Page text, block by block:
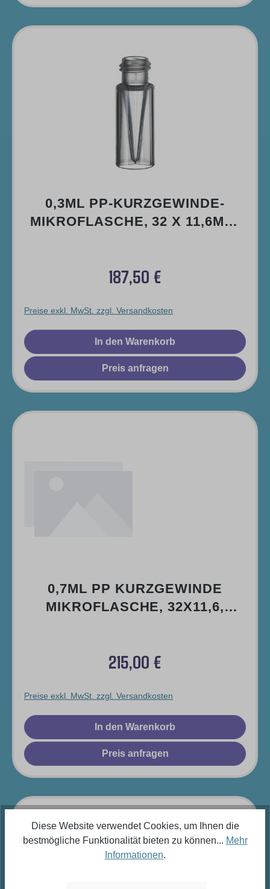
0,3ML PP-KURZGEWINDE-
MIKROFLASCHE, 32 X 11,6MM,
Regulärer Preis:
187,50 €
Preise exkl. MwSt. zzgl. Versandkosten
In den Warenkorb
Preis anfragen
0,7ML PP KURZGEWINDE
MIKROFLASCHE, 32X11,6,
Regulärer Preis:
215,00 €
Preise exkl. MwSt. zzgl. Versandkosten
In den Warenkorb
Preis anfragen
Diese Website verwendet Cookies, um Ihnen die
bestmögliche Funktionalität bieten zu können... Mehr
Informationen.